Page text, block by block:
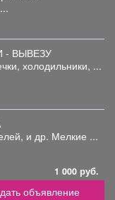
- ВЫВЕЗУ
холодильники, ...
и др. Мелкие ...
1 000 руб.
объявление